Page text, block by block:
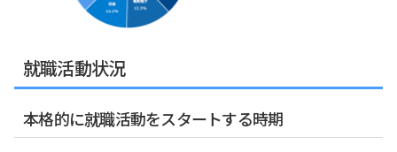
就職活動状況
本格的に就職活動をスタートする時期